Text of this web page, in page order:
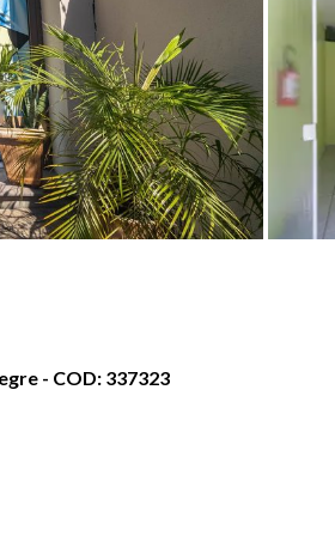
- COD: 337323